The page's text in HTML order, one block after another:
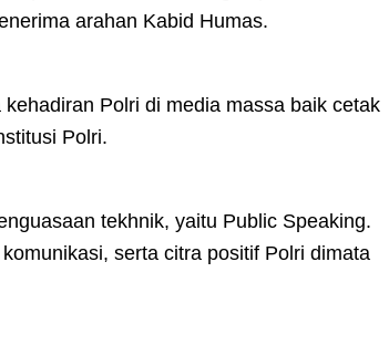
arahan Kabid Humas.
Polri di media massa baik cetak
Polri.
tekhnik, yaitu Public Speaking.
serta citra positif Polri dimata